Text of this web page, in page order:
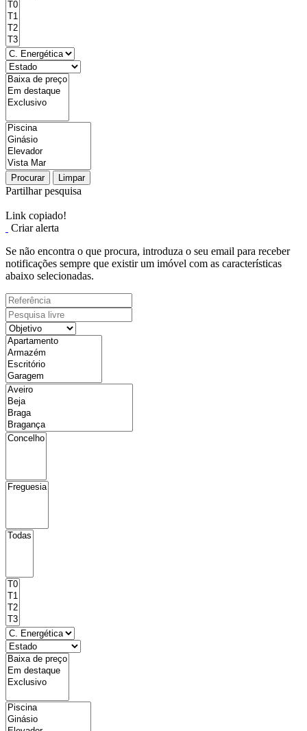
Procurar Limpar
Partilhar pesquisa
Link copiado!
Criar alerta
Se não encontra o que procura, introduza o seu email para receber
notificações sempre que existir um imóvel com as características
abaixo selecionadas.